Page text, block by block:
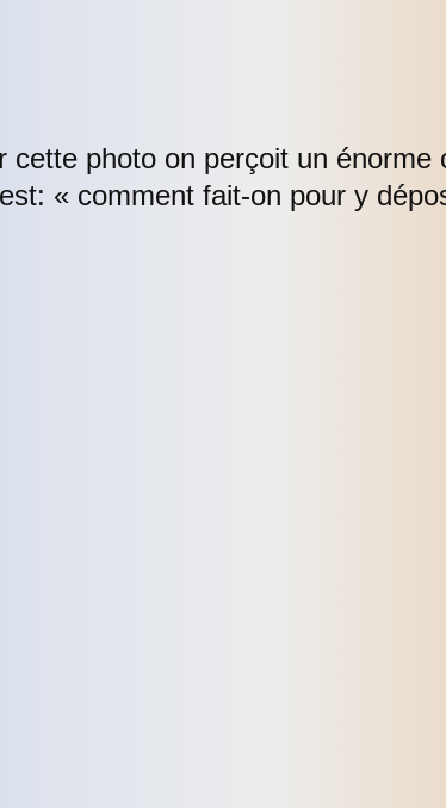
photo on perçoit un énorme
« comment fait-on pour y